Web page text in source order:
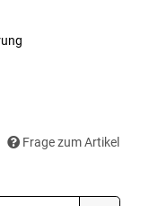
Frage zum Artikel